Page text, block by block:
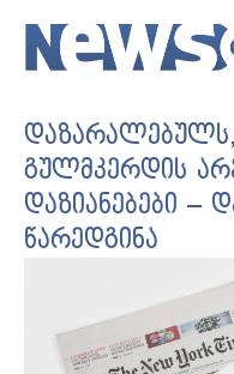
გულმკერდის
დაზიანებები –
წარედგინა